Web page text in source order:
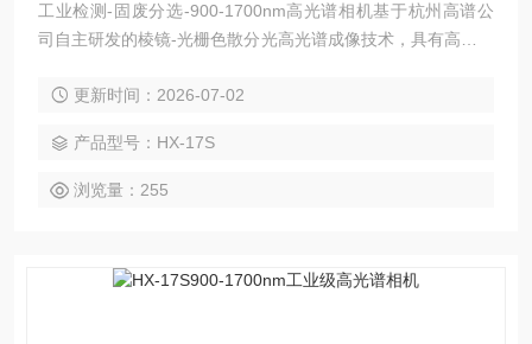
工业检测-固废分选-900-1700nm高光谱相机基于杭州高谱公
司自主研发的棱镜-光栅色散分光高光谱成像技术，具有高光谱
业应用需要设备具有高速、*和稳定的性能，HX系列高帧频及
可以帮助客户获得更高效的投资回报。
更新时间：2026-07-02
产品型号：HX-17S
浏览量：255